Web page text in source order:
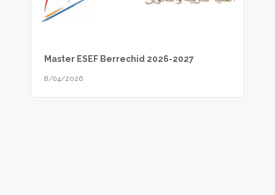
Master ESEF Berrechid 2026-2027
8/04/2026